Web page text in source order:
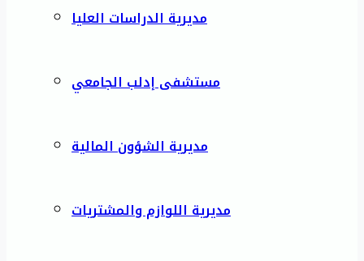
مديرية الدراسات العليا
مستشفى إدلب الجامعي
مديرية الشؤون المالية
مديرية اللوازم والمشتريات